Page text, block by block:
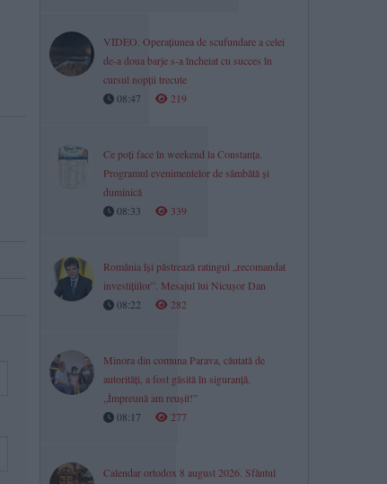
VIDEO. Operațiunea de scufundare a celei
de-a doua barje s-a încheiat cu succes în
cursul nopții trecute
08:47
219
Ce poți face în weekend la Constanța.
Programul evenimentelor de sâmbătă și
duminică
08:33
339
România își păstrează ratingul „recomandat
investițiilor”. Mesajul lui Nicușor Dan
08:22
282
Minora din comuna Parava, căutată de
autorități, a fost găsită în siguranță.
„Împreună am reușit!”
08:17
277
Calendar ortodox 8 august 2026. Sfântul